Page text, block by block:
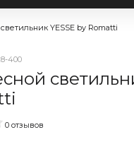
YESSE by Romatti
400
0 отзывов